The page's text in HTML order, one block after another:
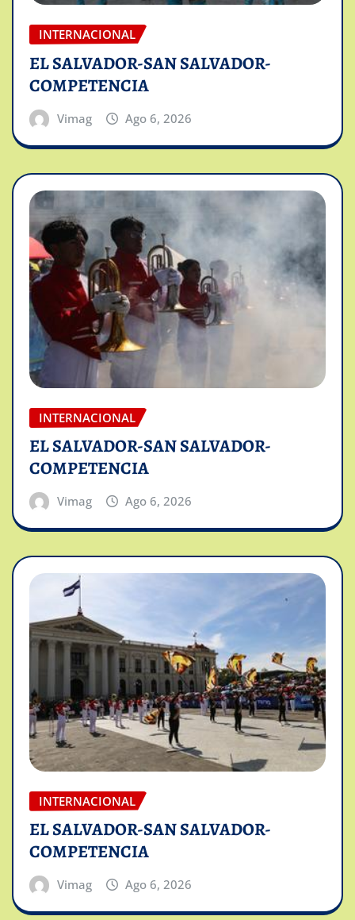
INTERNACIONAL
EL SALVADOR-SAN SALVADOR-
COMPETENCIA
Vimag Ago 6, 2026
INTERNACIONAL
EL SALVADOR-SAN SALVADOR-
COMPETENCIA
Vimag Ago 6, 2026
INTERNACIONAL
EL SALVADOR-SAN SALVADOR-
COMPETENCIA
Vimag Ago 6, 2026